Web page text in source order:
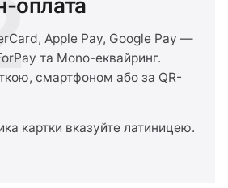
оплата
Apple Pay, Google Pay —
та Mono-еквайринг.
смартфоном або за QR-
картки вказуйте латиницею.